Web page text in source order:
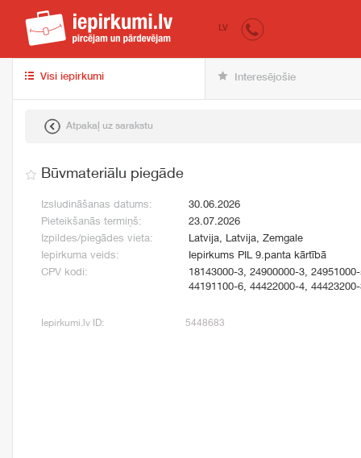
iepirkumi.lv
LV
Visi iepirkumi Interesējošie
Atpakaļ uz sarakstu
Būvmateriālu piegāde
Izsludināšanas datums:
30.06.2026
Pieteikšanās termiņš:
23.07.2026
Izpildes/piegādes vieta:
Latvija, Latvija, Zemgale
Iepirkuma veids:
Iepirkums PIL 9.panta kārtībā
CPV kodi:
18143000-3, 24900000-3,
44191100-6, 44422000-4,
Iepirkumi.lv ID: 5448683